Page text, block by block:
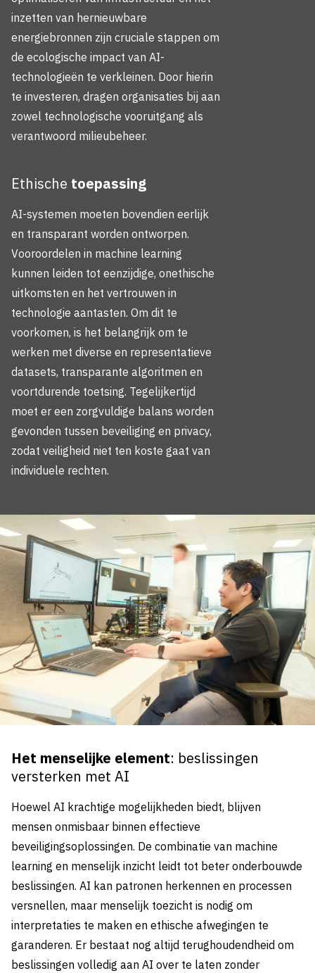
inzetten van hernieuwbare
energiebronnen zijn cruciale stappen om
de ecologische impact van AI-
technologieën te verkleinen. Door hierin
te investeren, dragen organisaties bij aan
zowel technologische vooruitgang als
verantwoord milieubeheer.
Ethische toepassing
AI-systemen moeten bovendien eerlijk
en transparant worden ontworpen.
Vooroordelen in machine learning
kunnen leiden tot eenzijdige, onethische
uitkomsten en het vertrouwen in
technologie aantasten. Om dit te
voorkomen, is het belangrijk om te
werken met diverse en representatieve
datasets, transparante algoritmen en
voortdurende toetsing. Tegelijkertijd
moet er een zorgvuldige balans worden
gevonden tussen beveiliging en privacy,
zodat veiligheid niet ten koste gaat van
individuele rechten.
Het menselijke element: beslissingen
versterken met AI
Hoewel AI krachtige mogelijkheden biedt, blijven
mensen onmisbaar binnen effectieve
beveiligingsoplossingen. De combinatie van machine
learning en menselijk inzicht leidt tot beter onderbouwde
beslissingen. AI kan patronen herkennen en processen
versnellen, maar menselijk toezicht is nodig om
interpretaties te maken en ethische afwegingen te
garanderen. Er bestaat nog altijd terughoudendheid om
beslissingen volledig aan AI over te laten zonder